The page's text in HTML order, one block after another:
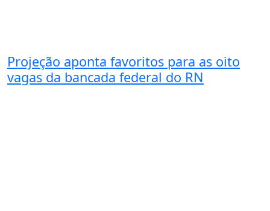
Projeção aponta favoritos para as oito
vagas da bancada federal do RN